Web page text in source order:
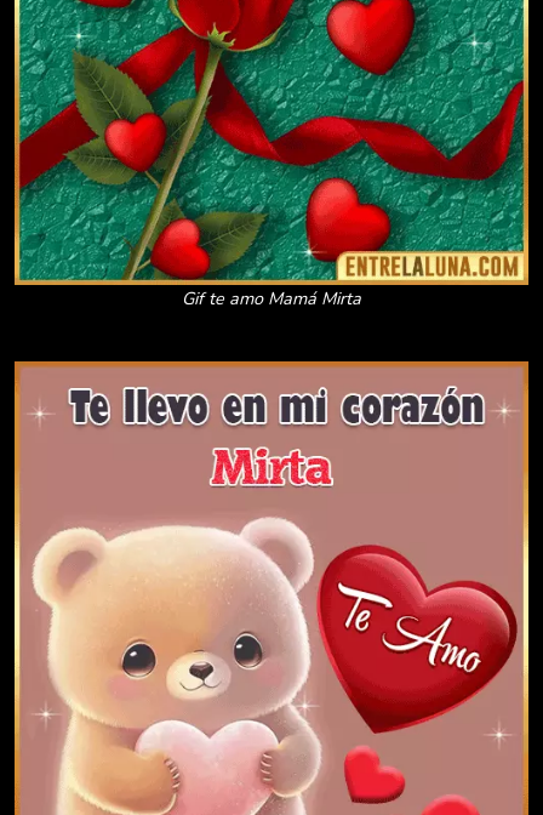
Gif te amo Mamá Mirta